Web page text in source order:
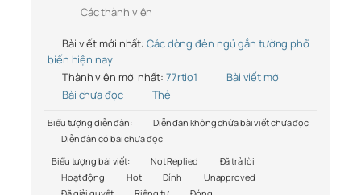
Các thành viên
Bài viết mới nhất: Các dòng đèn ngủ gắn tường phổ
biến hiện nay
Thành viên mới nhất: 77rtio1
Bài viết mới
Bài chưa đọc
Thẻ
Biểu tượng diễn đàn:
Diễn đàn không chứa bài viết chưa đọc
Diễn đàn có bài chưa đọc
Biểu tượng bài viết:
Not Replied
Đã trả lời
Hoạt động
Hot Dính
Unapproved